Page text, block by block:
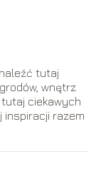
tutaj
wnętrz
ciekawych
inspiracji razem